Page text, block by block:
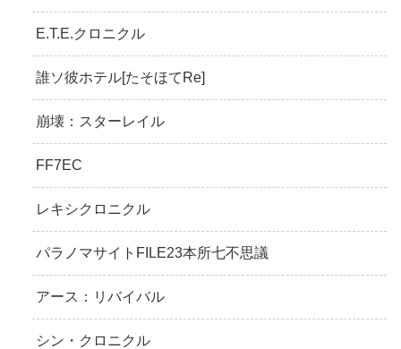
E.T.E.クロニクル
誰ソ彼ホテル[たそほてRe]
崩壊：スターレイル
FF7EC
レキシクロニクル
パラノマサイトFILE23本所七不思議
アース：リバイバル
シン・クロニクル